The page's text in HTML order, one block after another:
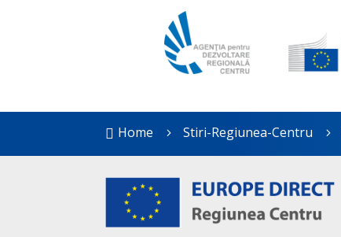
 Home 5 Stiri-Regiunea-Centru 5